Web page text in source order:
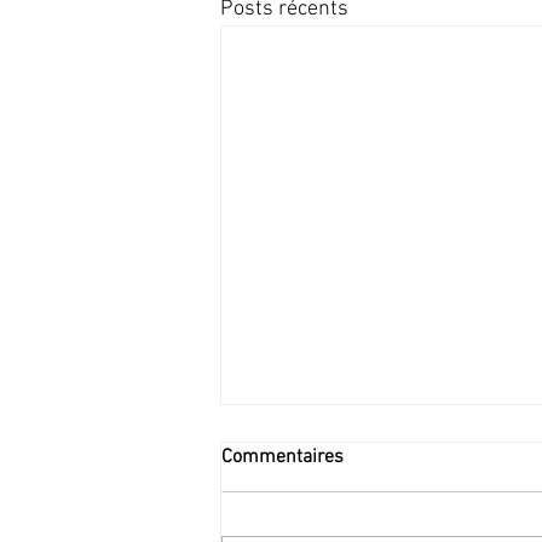
Posts récents
Commentaires